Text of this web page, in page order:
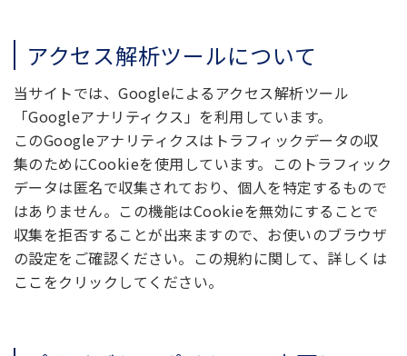
アクセス解析ツールについて
当サイトでは、Googleによるアクセス解析ツール
「Googleアナリティクス」を利用しています。
このGoogleアナリティクスはトラフィックデータの収
集のためにCookieを使用しています。このトラフィック
データは匿名で収集されており、個人を特定するもので
はありません。この機能はCookieを無効にすることで
収集を拒否することが出来ますので、お使いのブラウザ
の設定をご確認ください。この規約に関して、詳しくは
ここをクリックしてください。